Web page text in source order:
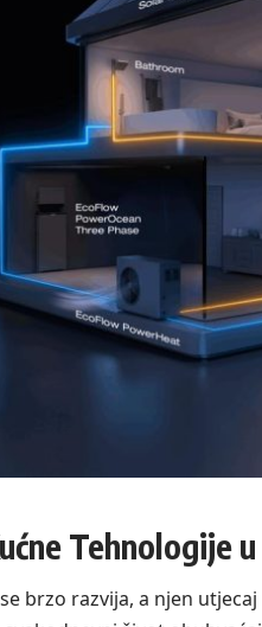
Tehnologije
brzo razvija, a njen